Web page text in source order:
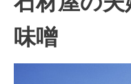
味噌